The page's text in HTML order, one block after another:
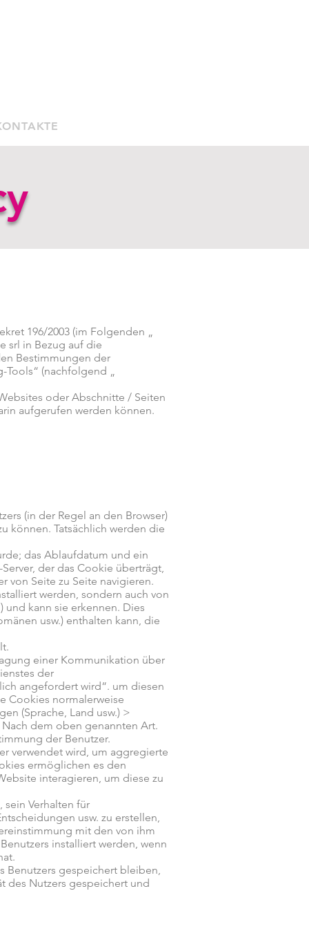
196/2003 (im Folgenden „
srl in Bezug auf die
Bestimmungen der
Tools“ (nachfolgend „
oder Abschnitte / Seiten
aufgerufen werden können.
(in der Regel an den Browser)
können. Tatsächlich werden die
das Ablaufdatum und ein
der das Cookie überträgt,
von Seite zu Seite navigieren.
werden, sondern auch von
und kann sie erkennen. Dies
usw.) enthalten kann, die
einer Kommunikation über
der
angefordert wird“. um diesen
Cookies normalerweise
(Sprache, Land usw.) >
dem oben genannten Art.
der Benutzer.
verwendet wird, um aggregierte
ermöglichen es den
interagieren, um diese zu
Verhalten für
usw. zu erstellen,
mit den von ihm
installiert werden, wenn
Benutzers gespeichert bleiben,
des Nutzers gespeichert und